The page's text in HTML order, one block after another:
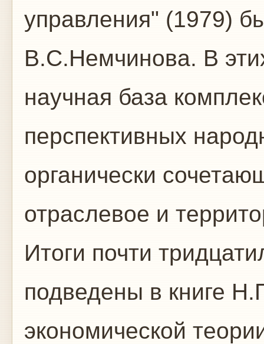
управления" (1979)
В.С.Немчинова. В
научная база
перспективных
органически
отраслевое и
Итоги почти
подведены в книге
экономической